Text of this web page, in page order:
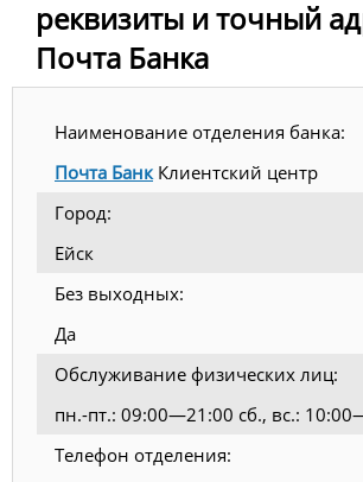
реквизиты и точный
Почта Банка
Наименование отделения банка:
Почта БанкКлиентский центр
Город:
Ейск
Без выходных:
Да
Обслуживание физических лиц:
пн.-пт.: 09:00—21:00 сб., вс.:
Телефон отделения: